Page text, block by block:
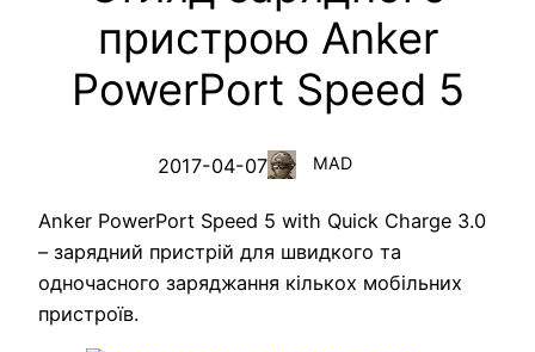
пристрою Anker
PowerPort Speed 5
2017-04-07 MAD
Anker PowerPort Speed 5 with Quick Charge 3.0
– зарядний пристрій для швидкого та
одночасного заряджання кількох мобільних
пристроїв.